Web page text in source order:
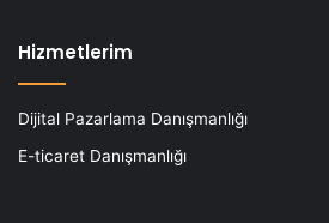
Hizmetlerim
Dijital Pazarlama Danışmanlığı
E-ticaret Danışmanlığı